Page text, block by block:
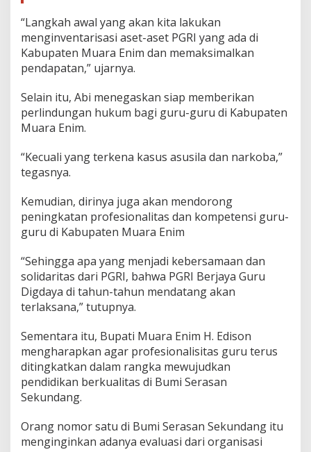
“Langkah awal yang akan kita lakukan
menginventarisasi aset-aset PGRI yang ada di
Kabupaten Muara Enim dan memaksimalkan
pendapatan,” ujarnya.
Selain itu, Abi menegaskan siap memberikan
perlindungan hukum bagi guru-guru di Kabupaten
Muara Enim.
“Kecuali yang terkena kasus asusila dan narkoba,”
tegasnya.
Kemudian, dirinya juga akan mendorong
peningkatan profesionalitas dan kompetensi guru-
guru di Kabupaten Muara Enim
“Sehingga apa yang menjadi kebersamaan dan
solidaritas dari PGRI, bahwa PGRI Berjaya Guru
Digdaya di tahun-tahun mendatang akan
terlaksana,” tutupnya.
Sementara itu, Bupati Muara Enim H. Edison
mengharapkan agar profesionalisitas guru terus
ditingkatkan dalam rangka mewujudkan
pendidikan berkualitas di Bumi Serasan
Sekundang.
Orang nomor satu di Bumi Serasan Sekundang itu
menginginkan adanya evaluasi dari organisasi